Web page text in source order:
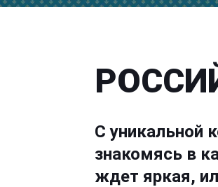
С уникальной
знакомясь в
ждет яркая,